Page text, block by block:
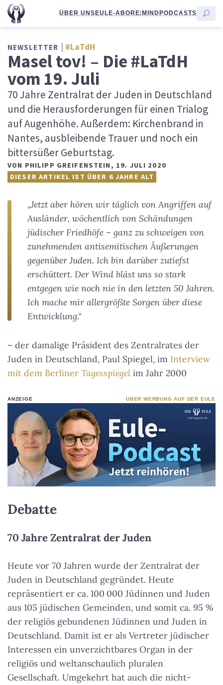
ÜBER UNSEULE-ABORE:MINDPODCASTS
NEWSLETTER #LaTdH
Masel tov! – Die #LaTdH
vom 19. Juli
70 Jahre Zentralrat der Juden in Deutschland
und die Herausforderungen für einen Trialog
auf Augenhöhe. Außerdem: Kirchenbrand in
Nantes, ausbleibende Trauer und noch ein
bittersüßer Geburtstag.
VON PHILIPP GREIFENSTEIN , 19. JULI 2020
DIESER ARTIKEL IST ÜBER 6 JAHRE ALT
„Jetzt aber hören wir täglich von Angriffen auf
Ausländer, wöchentlich von Schändungen
jüdischer Friedhöfe – ganz zu schweigen von
zunehmenden antisemitischen Äußerungen
gegenüber Juden. Ich bin darüber zutiefst
erschüttert. Der Wind bläst uns so stark
entgegen wie noch nie in den letzten 50 Jahren.
Ich mache mir allergrößte Sorgen über diese
Entwicklung.“
– der damalige Präsident des Zentralrates der
Juden in Deutschland, Paul Spiegel, im Interview
mit dem Berliner Tagesspiegel im Jahr 2000
ANZEIGE ÜBER WERBUNG AUF DER EULE
Debatte
70 Jahre Zentralrat der Juden
Heute vor 70 Jahren wurde der Zentralrat der
Juden in Deutschland gegründet. Heute
repräsentiert er ca. 100 000 Jüdinnen und Juden
aus 105 jüdischen Gemeinden, und somit ca. 95 %
der religiös gebundenen Jüdinnen und Juden in
Deutschland. Damit ist er als Vertreter jüdischer
Interessen ein unverzichtbares Organ in der
religiös und weltanschaulich pluralen
Gesellschaft. Umgekehrt hat auch die nicht-